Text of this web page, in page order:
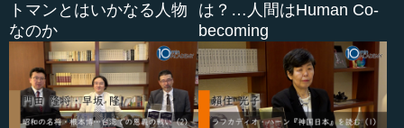
トマンとはいかなる人物
なのか
は？…人間はHuman Co-
becoming